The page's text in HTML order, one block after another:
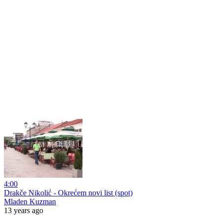
4:00
Drakče Nikolić - Okrećem novi list (spot)
Mladen Kuzman
13 years ago